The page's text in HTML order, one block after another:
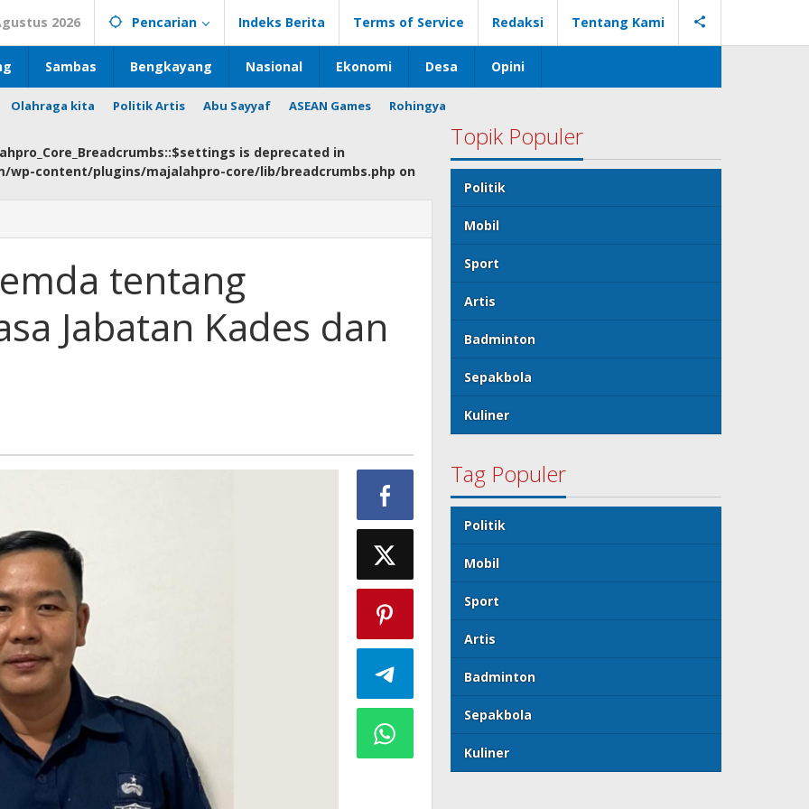
2026 Pencarian Indeks Berita Terms of Service Redaksi Tentang Kami
Sambas Bengkayang Nasional Ekonomi Desa Opini
Olahraga kita Politik Artis Abu Sayyaf ASEAN Games Rohingya
is deprecated in
content/plugins/majalahpro-core/lib/breadcrumbs.php on
tentang
Jabatan Kades dan
Topik Populer
Politik
Mobil
Sport
Artis
Badminton
Sepakbola
Kuliner
Tag Populer
Politik
Mobil
Sport
Artis
Badminton
Sepakbola
Kuliner